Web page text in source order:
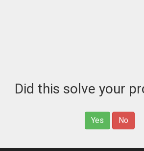
Did this solve your
Yes No